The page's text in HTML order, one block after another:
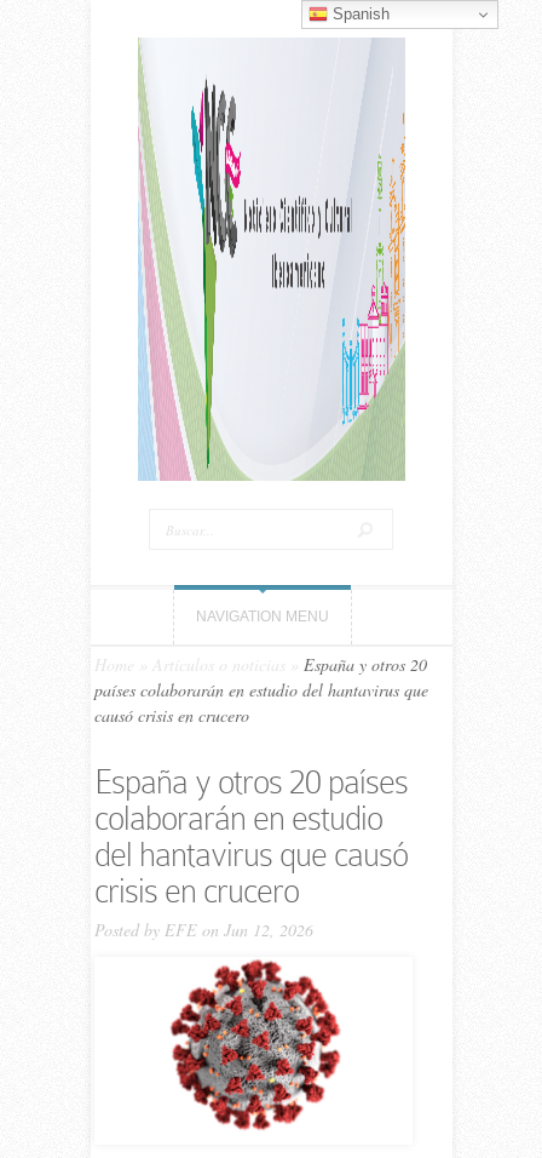
NAVIGATION MENU
Home Artículos o noticias
España y otros 20
países colaborarán en estudio del hantavirus que
causó crisis en crucero
España y otros 20 países
colaborarán en estudio
del hantavirus que causó
crisis en crucero
Posted by EFEon Jun 12, 2026
Spanish